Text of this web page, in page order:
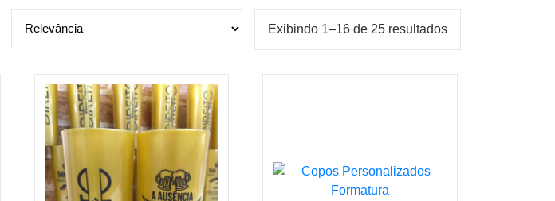
Exibindo 1–16 de 25 resultadosClassificado